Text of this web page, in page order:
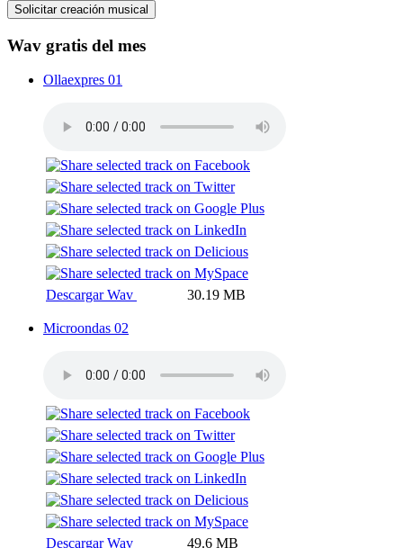
Solicitar creación musical
Wav gratis del mes
Ollaexpres 01
Descargar Wav 30.19 MB
Microondas 02
Descargar Wav 49.6 MB